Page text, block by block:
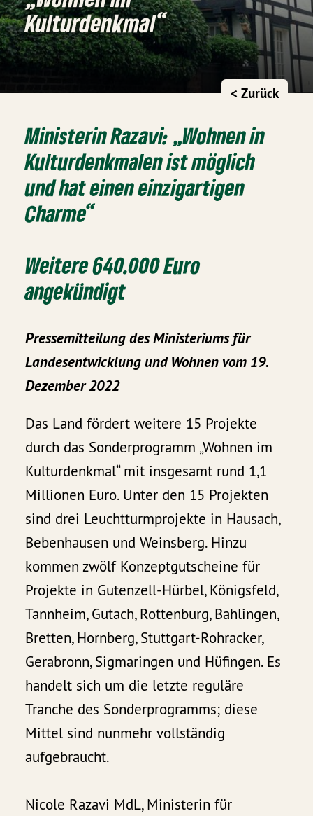
Kulturdenkmal“
< Zurück
Ministerin Razavi: „Wohnen in
Kulturdenkmalen ist möglich
und hat einen einzigartigen
Charme“
Weitere 640.000 Euro
angekündigt
Pressemitteilung des Ministeriums für
Landesentwicklung und Wohnen vom 19.
Dezember 2022
Das Land fördert weitere 15 Projekte
durch das Sonderprogramm „Wohnen im
Kulturdenkmal“ mit insgesamt rund 1,1
Millionen Euro. Unter den 15 Projekten
sind drei Leuchtturmprojekte in Hausach,
Bebenhausen und Weinsberg. Hinzu
kommen zwölf Konzeptgutscheine für
Projekte in Gutenzell-Hürbel, Königsfeld,
Tannheim, Gutach, Rottenburg, Bahlingen,
Bretten, Hornberg, Stuttgart-Rohracker,
Gerabronn, Sigmaringen und Hüfingen. Es
handelt sich um die letzte reguläre
Tranche des Sonderprogramms; diese
Mittel sind nunmehr vollständig
aufgebraucht.
Nicole Razavi MdL, Ministerin für